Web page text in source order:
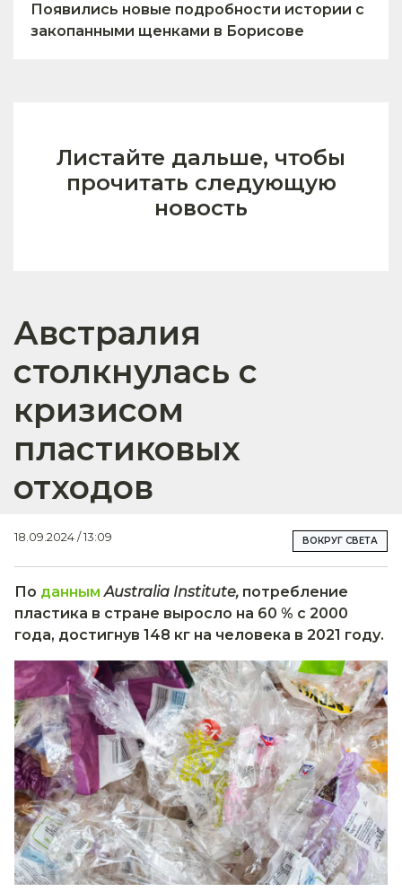
Появились новые подробности истории с
закопанными щенками в Борисове
Листайте дальше, чтобы
прочитать следующую
новость
Австралия
столкнулась с
кризисом
пластиковых
отходов
18.09.2024 / 13:09 ВОКРУГ СВЕТА
По данным Australia Institute, потребление
пластика в стране выросло на 60 % с 2000
года, достигнув 148 кг на человека в 2021 году.